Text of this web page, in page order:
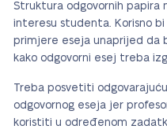
Struktura odgovornih papira
interesu studenta. Korisno
primjere eseja unaprijed da
kako odgovorni esej treba
Treba posvetiti
odgovornog eseja jer
koristiti u određenom